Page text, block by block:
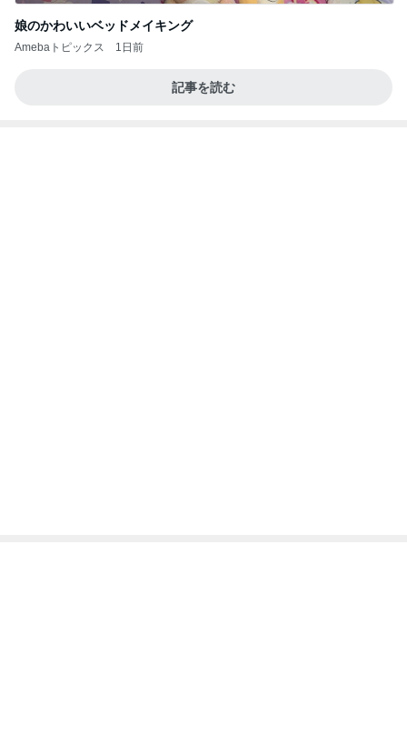
娘のかわいいベッドメイキング
Amebaトピックス 1日前
記事を読む